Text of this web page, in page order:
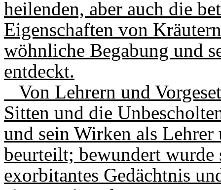
heilenden, aber auch die
Eigenschaften von
wöhnliche Begabung und
entdeckt.
Von Lehrern und
Sitten und die
und sein Wirken als Lehrer
beurteilt; bewundert wurde
exorbitantes Gedächtnis